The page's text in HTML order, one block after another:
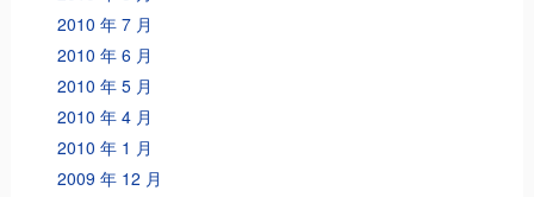
2010 年 7 月
2010 年 6 月
2010 年 5 月
2010 年 4 月
2010 年 1 月
2009 年 12 月